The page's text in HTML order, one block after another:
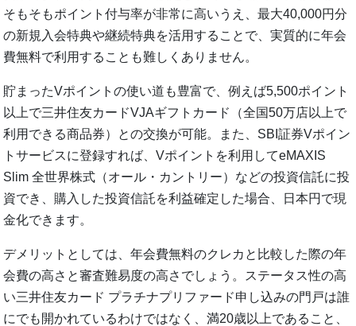
そもそもポイント付与率が非常に高いうえ、最大40,000円分
の新規入会特典や継続特典を活用することで、実質的に年会
費無料で利用することも難しくありません。
貯まったVポイントの使い道も豊富で、例えば5,500ポイント
以上で三井住友カードVJAギフトカード（全国50万店以上で
利用できる商品券）との交換が可能。また、SBI証券Vポイン
トサービスに登録すれば、Vポイントを利用してeMAXIS
Slim 全世界株式（オール・カントリー）などの投資信託に投
資でき、購入した投資信託を利益確定した場合、日本円で現
金化できます。
デメリットとしては、年会費無料のクレカと比較した際の年
会費の高さと審査難易度の高さでしょう。ステータス性の高
い三井住友カード プラチナプリファード申し込みの門戸は誰
にでも開かれているわけではなく、満20歳以上であること、